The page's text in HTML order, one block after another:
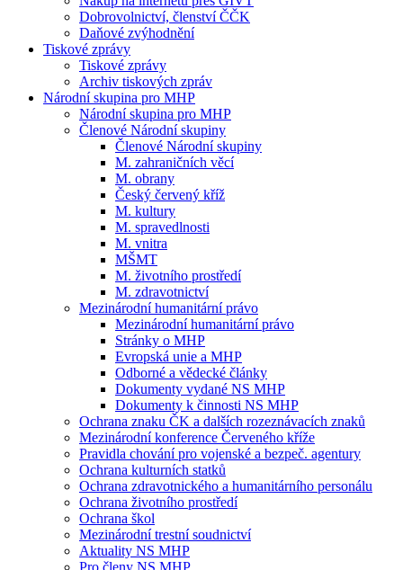
Dobrovolnictví, členství ČČK
Daňové zvýhodnění
Tiskové zprávy
Tiskové zprávy
Archiv tiskových zpráv
Národní skupina pro MHP
Národní skupina pro MHP
Členové Národní skupiny
Členové Národní skupiny
M. zahraničních věcí
M. obrany
Český červený kříž
M. kultury
M. spravedlnosti
M. vnitra
MŠMT
M. životního prostředí
M. zdravotnictví
Mezinárodní humanitární právo
Mezinárodní humanitární právo
Stránky o MHP
Evropská unie a MHP
Odborné a vědecké články
Dokumenty vydané NS MHP
Dokumenty k činnosti NS MHP
Ochrana znaku ČK a dalších rozeznávacích znaků
Mezinárodní konference Červeného kříže
Pravidla chování pro vojenské a bezpeč. agentury
Ochrana kulturních statků
Ochrana zdravotnického a humanitárního personálu
Ochrana životního prostředí
Ochrana škol
Mezinárodní trestní soudnictví
Aktuality NS MHP